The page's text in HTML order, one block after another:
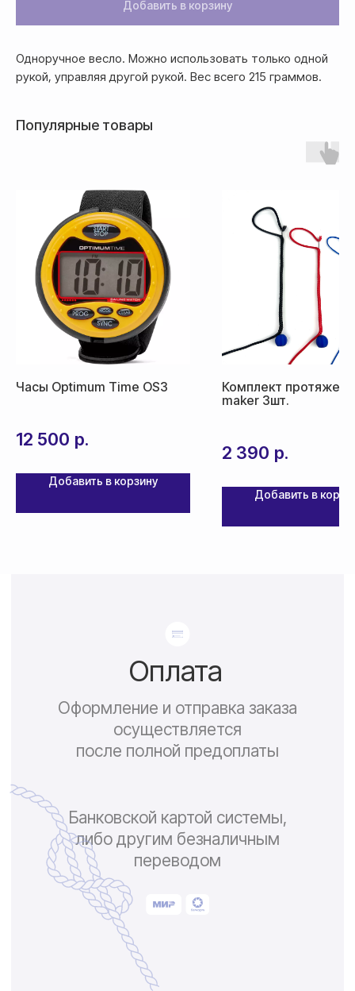
Добавить в корзину
Одноручное весло. Можно использовать только одной
рукой, управляя другой рукой. Вес всего 215 граммов.
Популярные товары
Часы Optimum Time OS3
12 500 р.
Добавить в корзину
Комплект протяжек
maker 3шт.
2 390 р.
Добавить в
Банковской картой системы,
Доставка
Доставка товара осуществляется
почтовым сервисом СДЭК:
По России — 300₽,
срок доставки от 5 дней
осуществляется
после полной предоплаты